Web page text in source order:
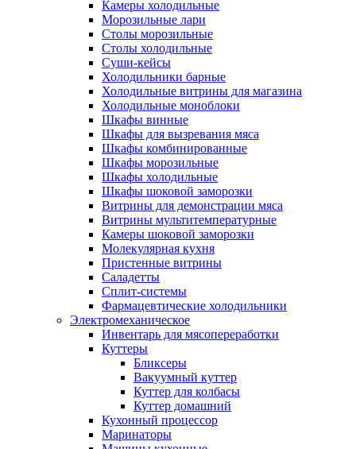
Камеры холодильные
Морозильные лари
Столы морозильные
Столы холодильные
Суши-кейсы
Холодильники барные
Холодильные витрины для магазина
Холодильные моноблоки
Шкафы винные
Шкафы для вызревания мяса
Шкафы комбинированные
Шкафы морозильные
Шкафы холодильные
Шкафы шоковой заморозки
Витрины для демонстрации мяса
Витрины мультитемпературные
Камеры шоковой заморозки
Молекулярная кухня
Пристенные витрины
Саладетты
Сплит-системы
Фармацевтические холодильники
Электромеханическое
Инвентарь для мясопереработки
Куттеры
Бликсеры
Вакуумный куттер
Куттер для колбасы
Куттер домашний
Кухонный процессор
Маринаторы